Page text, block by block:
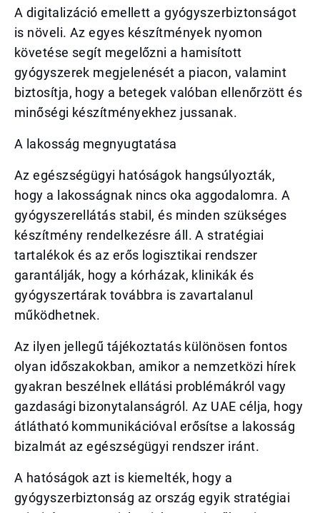
A digitalizáció emellett a gyógyszerbiztonságot
is növeli. Az egyes készítmények nyomon
követése segít megelőzni a hamisított
gyógyszerek megjelenését a piacon, valamint
biztosítja, hogy a betegek valóban ellenőrzött és
minőségi készítményekhez jussanak.
A lakosság megnyugtatása
Az egészségügyi hatóságok hangsúlyozták,
hogy a lakosságnak nincs oka aggodalomra. A
gyógyszerellátás stabil, és minden szükséges
készítmény rendelkezésre áll. A stratégiai
tartalékok és az erős logisztikai rendszer
garantálják, hogy a kórházak, klinikák és
gyógyszertárak továbbra is zavartalanul
működhetnek.
Az ilyen jellegű tájékoztatás különösen fontos
olyan időszakokban, amikor a nemzetközi hírek
gyakran beszélnek ellátási problémákról vagy
gazdasági bizonytalanságról. Az UAE célja, hogy
átlátható kommunikációval erősítse a lakosság
bizalmát az egészségügyi rendszer iránt.
A hatóságok azt is kiemelték, hogy a
gyógyszerbiztonság az ország egyik stratégiai